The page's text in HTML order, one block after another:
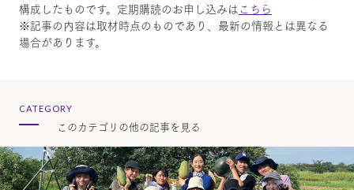
構成したものです。定期購読のお申し込みはこちら
※記事の内容は取材時点のものであり、最新の情報とは異なる
場合があります。
CATEGORY
このカテゴリの他の記事を見る